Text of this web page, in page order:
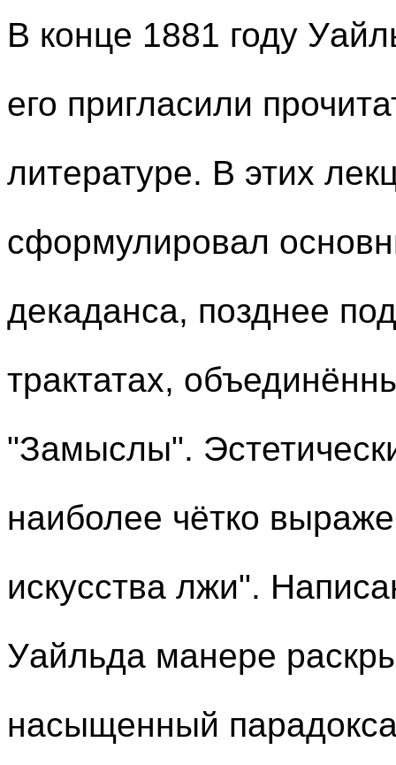
В конце 1881 году
его пригласили
литературе. В этих
сформулировал
декаданса, позднее
трактатах,
"Замыслы".
наиболее чётко
искусства лжи".
Уайльда манере
насыщенный